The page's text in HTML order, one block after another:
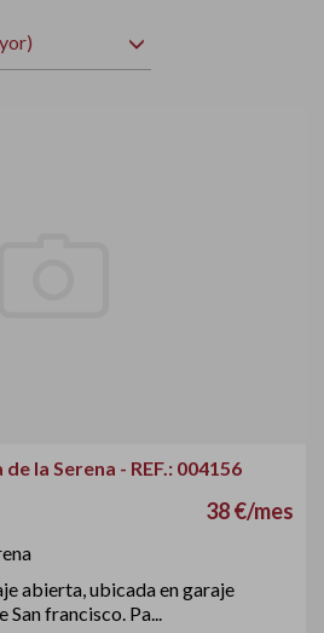
la Serena - REF.: 004156
38 €/mes
abierta, ubicada en garaje
francisco. Pa...